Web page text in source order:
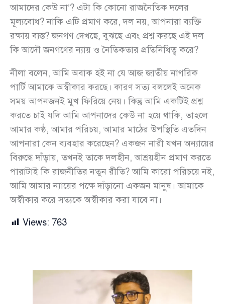
আমাদের কেউ না’? এটা কি কোনো রাজনৈতিক দলের
মূল্যবোধ? নাকি এটি প্রমাণ করে, দল নয়, আপনারা ব্যক্তি
রক্ষায় ব্যস্ত? জনগণ দেখছে, বুঝছে এবং প্রশ্ন করছে এই দল
কি আদৌ জনগণের ন্যায় ও নৈতিকতার প্রতিনিধিত্ব করে?
নীলা বলেন, আমি অবাক হই না যে আজ জাতীয় নাগরিক
পার্টি আমাকে অস্বীকার করছে। কারণ সত্য বললেই অনেক
সময় আপনজনই মুখ ফিরিয়ে নেয়। কিন্তু আমি একটিই প্রশ্ন
করতে চাই যদি আমি আপনাদের কেউ না হয়ে থাকি, তাহলে
আমার কণ্ঠ, আমার পরিচয়, আমার মাঠের উপস্থিতি এতদিন
আপনারা কেন ব্যবহার করেছেন? একজন নারী যখন অন্যায়ের
বিরুদ্ধে দাঁড়ায়, তখনই তাকে দলহীন, আশ্রয়হীন প্রমাণ করতে
পারাটাই কি রাজনীতির নতুন রীতি? আমি কারো পরিচয়ে নই,
আমি আমার ন্যায়ের পক্ষে দাঁড়ানো একজন মানুষ। আমাকে
অস্বীকার করে সত্যকে অস্বীকার করা যাবে না।
Views: 763